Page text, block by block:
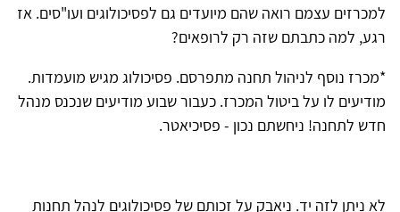
למכרזים עצמם רואה שהם מיועדים גם לפסיכולוגים ועו"סים. אז
רגע, למה כתבתם שזה רק לרופאים?
*מכרז נוסף לניהול תחנה מתפרסם. פסיכולוג מגיש מועמדות.
מודיעים לו על ביטול המכרז. כעבור שבוע מודיעים שנכנס מנהל
חדש לתחנה! ניחשתם נכון - פסיכיאטר.
לא ניתן לזה יד. ניאבק על זכותם של פסיכולוגים לנהל תחנות